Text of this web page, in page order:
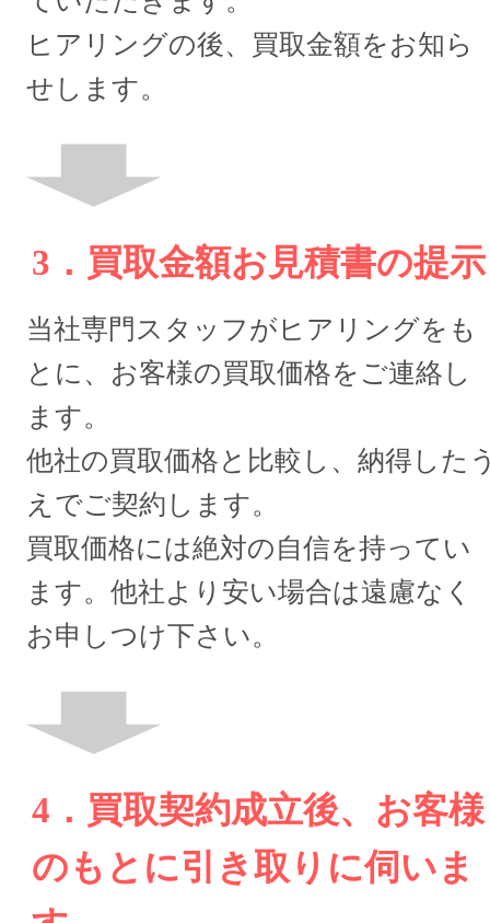
ヒアリングの後、買取金額をお知ら
せします。
3．買取金額お見積書の提示
当社専門スタッフがヒアリングをも
とに、お客様の買取価格をご連絡し
ます。
他社の買取価格と比較し、納得した
えでご契約します。
買取価格には絶対の自信を持ってい
ます。他社より安い場合は遠慮なく
お申しつけ下さい。
4．買取契約成立後、お客様
のもとに引き取りに伺いま